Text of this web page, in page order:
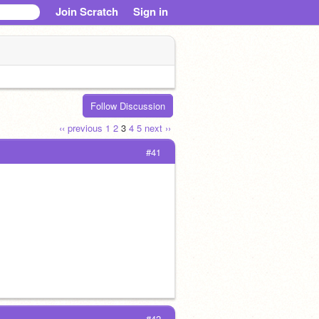
Join Scratch Sign in
Follow Discussion
‹‹ previous 1 2 3 4 5 next ››
#41